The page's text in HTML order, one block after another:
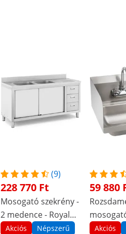
(9)
228 770 Ft
Mosogató szekrény -
2 medence - Royal
Catering -
Akciós Népszerű
59 880
Akciós